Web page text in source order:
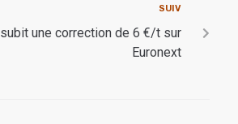
SUIV
une correction de 6 €/t sur
Euronext